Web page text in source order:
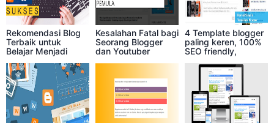
Rekomendasi Blog
Terbaik untuk
Belajar Menjadi
Blogger Sukses
Kesalahan Fatal bagi
Seorang Blogger
dan Youtuber
Pemula
4 Template blogger
paling keren, 100%
SEO friendly,
responsive dan fast
loading